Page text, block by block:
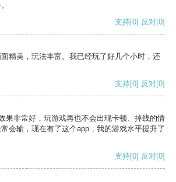
支持[0] 反对[0]
精美，玩法丰富。我已经玩了好几个小时，还
支持[0] 反对[0]
果非常好，玩游戏再也不会出现卡顿、掉线的情
会输，现在有了这个app，我的游戏水平提升了
支持[0] 反对[0]